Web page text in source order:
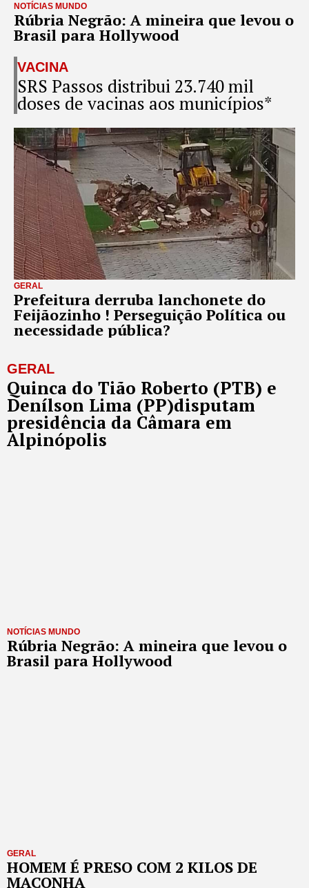
NOTÍCIAS MUNDO
Rúbria Negrão: A mineira que levou o
Brasil para Hollywood
VACINA
SRS Passos distribui 23.740 mil
doses de vacinas aos municípios*
GERAL
Prefeitura derruba lanchonete do
Feijãozinho ! Perseguição Política ou
necessidade pública?
GERAL
Quinca do Tião Roberto (PTB) e
Denílson Lima (PP)disputam
presidência da Câmara em
Alpinópolis
NOTÍCIAS MUNDO
Rúbria Negrão: A mineira que levou o
Brasil para Hollywood
GERAL
HOMEM É PRESO COM 2 KILOS DE
MACONHA